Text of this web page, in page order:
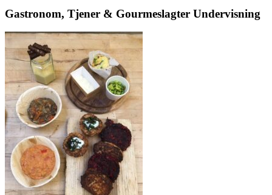
Gastronom, Tjener & Gourmeslagter Undervisning